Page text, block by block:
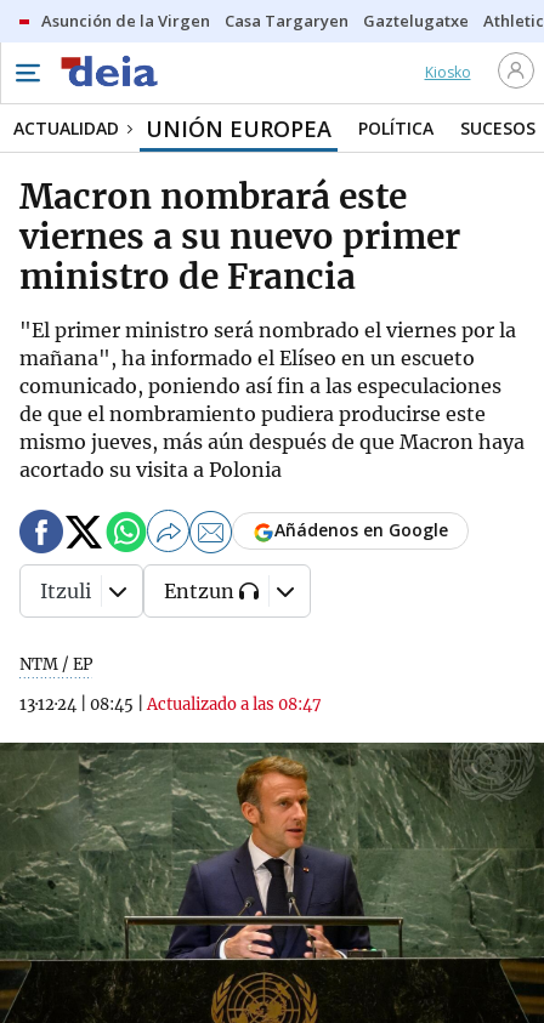
Asunción de la Virgen Casa Targaryen Gaztelugatxe Athletic
Kiosko
ACTUALIDAD UNIÓN EUROPEA POLÍTICA SUCESOS
Macron nombrará este
viernes a su nuevo primer
ministro de Francia
"El primer ministro será nombrado el viernes por la
mañana", ha informado el Elíseo en un escueto
comunicado, poniendo así fin a las especulaciones
de que el nombramiento pudiera producirse este
mismo jueves, más aún después de que Macron haya
acortado su visita a Polonia
NTM / EP
13·12·24
08:45 |Actualizado a las 08:47
Añádenos en Google
Itzuli Entzun